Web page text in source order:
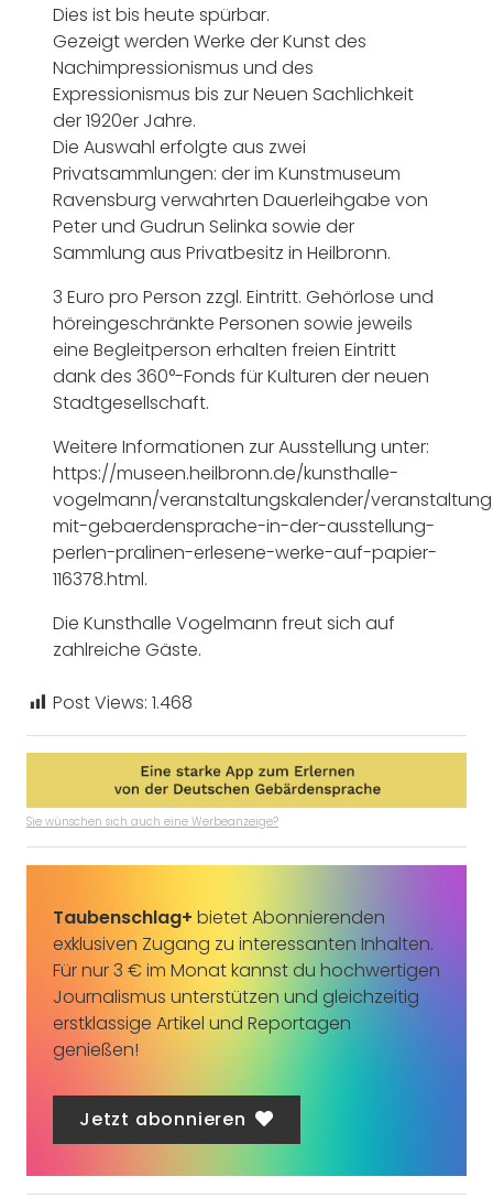
Dies ist bis heute spürbar.
Gezeigt werden Werke der Kunst des
Nachimpressionismus und des
Expressionismus bis zur Neuen Sachlichkeit
der 1920er Jahre.
Die Auswahl erfolgte aus zwei
Privatsammlungen: der im Kunstmuseum
Ravensburg verwahrten Dauerleihgabe von
Peter und Gudrun Selinka sowie der
Sammlung aus Privatbesitz in Heilbronn.
3 Euro pro Person zzgl. Eintritt. Gehörlose und
höreingeschränkte Personen sowie jeweils
eine Begleitperson erhalten freien Eintritt
dank des 360°-Fonds für Kulturen der neuen
Stadtgesellschaft.
Weitere Informationen zur Ausstellung unter:
https://museen.heilbronn.de/kunsthalle-
vogelmann/veranstaltungskalender/
mit-gebaerdensprache-in-der-ausstellung-
perlen-pralinen-erlesene-werke-auf-papier-
116378.html.
Die Kunsthalle Vogelmann freut sich auf
zahlreiche Gäste.
Post Views: 1.468
Sie wünschen sich auch eine Werbeanzeige?
Taubenschlag+ bietet Abonnierenden
exklusiven Zugang zu interessanten Inhalten.
Für nur 3 € im Monat kannst du hochwertigen
Journalismus unterstützen und gleichzeitig
erstklassige Artikel und Reportagen
genießen!
Jetzt abonnieren